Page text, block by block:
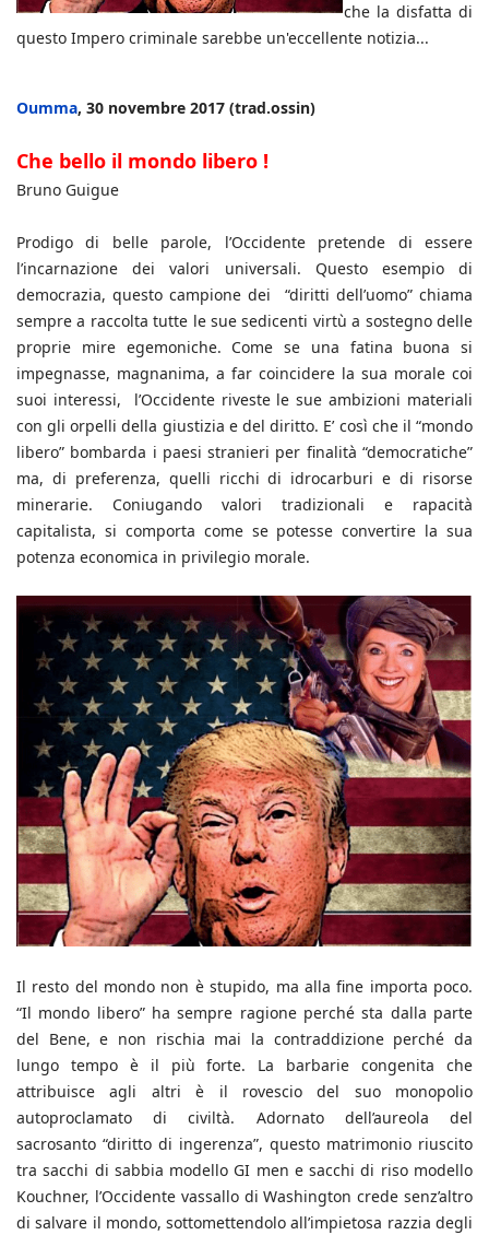
che la disfatta di
questo Impero criminale sarebbe un'eccellente notizia...
Oumma, 30 novembre 2017 (trad.ossin)
Che bello il mondo libero !
Bruno Guigue
Prodigo di belle parole, l’Occidente pretende di essere
l’incarnazione dei valori universali. Questo esempio di
democrazia, questo campione dei “diritti dell’uomo” chiama
sempre a raccolta tutte le sue sedicenti virtù a sostegno delle
proprie mire egemoniche. Come se una fatina buona si
impegnasse, magnanima, a far coincidere la sua morale coi
suoi interessi, l’Occidente riveste le sue ambizioni materiali
con gli orpelli della giustizia e del diritto. E’ così che il “mondo
libero” bombarda i paesi stranieri per finalità “democratiche”
ma, di preferenza, quelli ricchi di idrocarburi e di risorse
minerarie. Coniugando valori tradizionali e rapacità
capitalista, si comporta come se potesse convertire la sua
potenza economica in privilegio morale.
Il resto del mondo non è stupido, ma alla fine importa poco.
“Il mondo libero” ha sempre ragione perché sta dalla parte
del Bene, e non rischia mai la contraddizione perché da
lungo tempo è il più forte. La barbarie congenita che
attribuisce agli altri è il rovescio del suo monopolio
autoproclamato di civiltà. Adornato dell’aureola del
sacrosanto “diritto di ingerenza”, questo matrimonio riuscito
tra sacchi di sabbia modello GI men e sacchi di riso modello
Kouchner, l’Occidente vassallo di Washington crede senz’altro
di salvare il mondo, sottomettendolo all’impietosa razzia degli